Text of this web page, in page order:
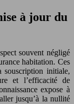
à jour du
souvent négligé
habitation. Ces
souscription initiale,
et l’efficacité de
expose à
jusqu’à la nullité